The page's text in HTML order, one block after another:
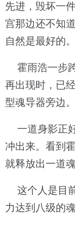
先进，毁坏一
宫那边还不知
自然是最好的。
霍雨浩一步
再出现时，已
型魂导器旁边。
一道身影正
冲出来。看到
就释放出一道
这个人是目
力达到八级的魂